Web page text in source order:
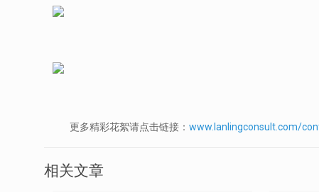
更多精彩花絮请点击链接：www.lanlingconsult.com/
相关文章